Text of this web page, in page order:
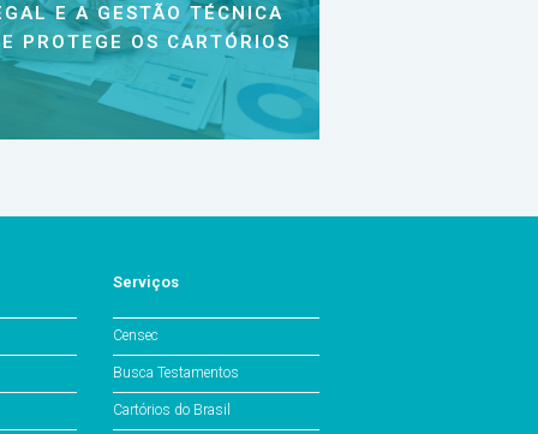
E A GESTÃO TÉCNICA
PROTEGE OS CARTÓRIOS
Serviços
Censec
Busca Testamentos
Cartórios do Brasil